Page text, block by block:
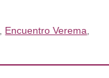
Encuentro Verema